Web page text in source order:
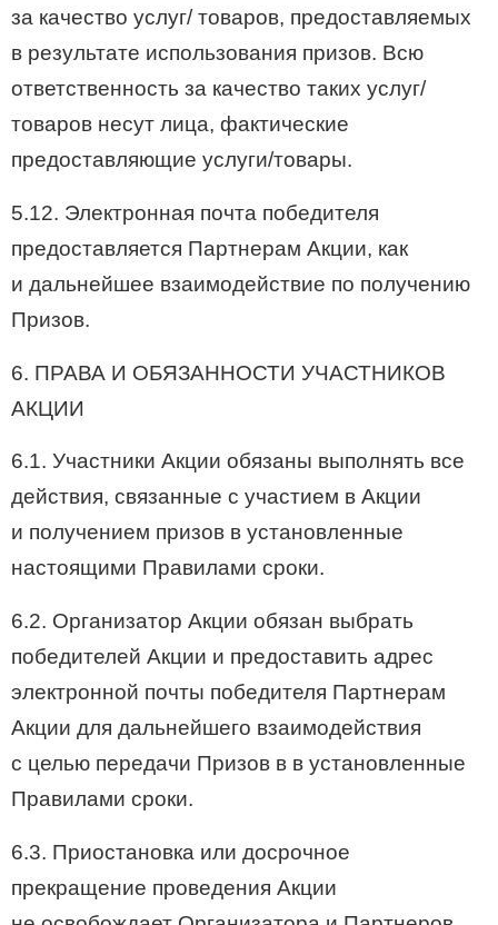
за качество услуг/ товаров, предоставляемых
в результате использования призов. Всю
ответственность за качество таких услуг/
товаров несут лица, фактические
предоставляющие услуги/товары.
5.12. Электронная почта победителя
предоставляется Партнерам Акции, как
и дальнейшее взаимодействие по получению
Призов.
6. ПРАВА И ОБЯЗАННОСТИ УЧАСТНИКОВ
АКЦИИ
6.1. Участники Акции обязаны выполнять все
действия, связанные с участием в Акции
и получением призов в установленные
настоящими Правилами сроки.
6.2. Организатор Акции обязан выбрать
победителей Акции и предоставить адрес
электронной почты победителя Партнерам
Акции для дальнейшего взаимодействия
с целью передачи Призов в в установленные
Правилами сроки.
6.3. Приостановка или досрочное
прекращение проведения Акции